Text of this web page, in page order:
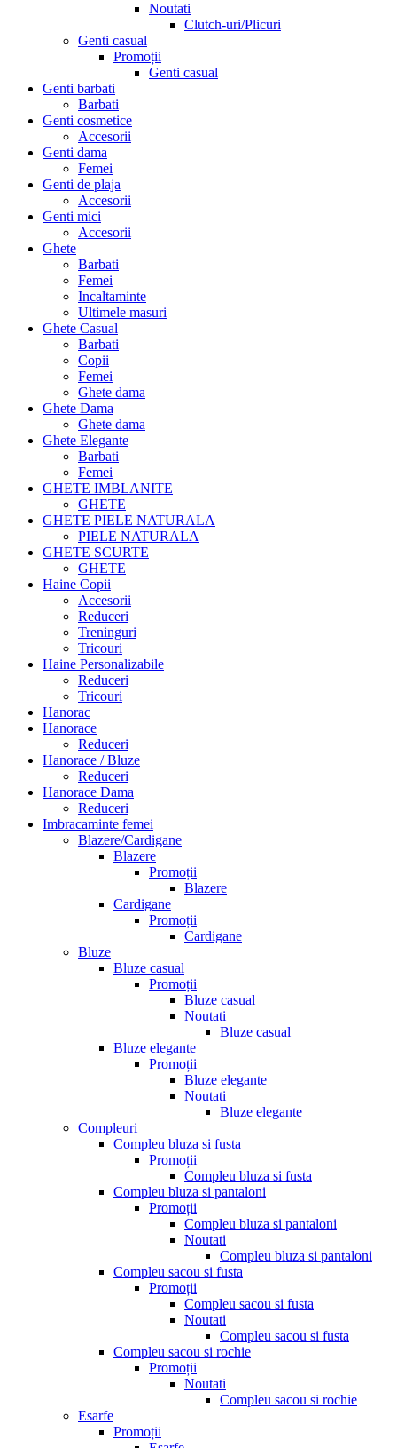
Noutati
Clutch-uri/Plicuri
Genti casual
Promoții
Genti casual
Genti barbati
Barbati
Genti cosmetice
Accesorii
Genti dama
Femei
Genti de plaja
Accesorii
Genti mici
Accesorii
Ghete
Barbati
Femei
Incaltaminte
Ultimele masuri
Ghete Casual
Barbati
Copii
Femei
Ghete dama
Ghete Dama
Ghete dama
Ghete Elegante
Barbati
Femei
GHETE IMBLANITE
GHETE
GHETE PIELE NATURALA
PIELE NATURALA
GHETE SCURTE
GHETE
Haine Copii
Accesorii
Reduceri
Treninguri
Tricouri
Haine Personalizabile
Reduceri
Tricouri
Hanorac
Hanorace
Reduceri
Hanorace / Bluze
Reduceri
Hanorace Dama
Reduceri
Imbracaminte femei
Blazere/Cardigane
Blazere
Promoții
Blazere
Cardigane
Promoții
Cardigane
Bluze
Bluze casual
Promoții
Bluze casual
Noutati
Bluze casual
Bluze elegante
Promoții
Bluze elegante
Noutati
Bluze elegante
Compleuri
Compleu bluza si fusta
Promoții
Compleu bluza si fusta
Compleu bluza si pantaloni
Promoții
Compleu bluza si pantaloni
Noutati
Compleu bluza si pantaloni
Compleu sacou si fusta
Promoții
Compleu sacou si fusta
Noutati
Compleu sacou si fusta
Compleu sacou si rochie
Promoții
Noutati
Compleu sacou si rochie
Esarfe
Promoții